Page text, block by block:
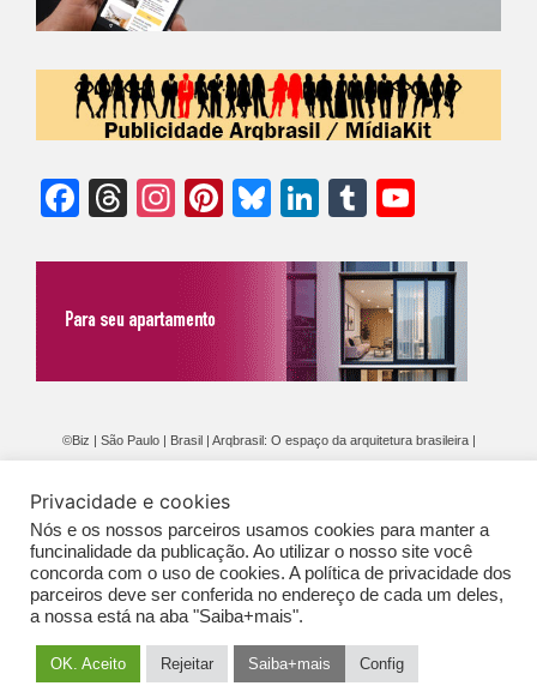
Facebook
Threads
Instagram
Pinterest
Bluesky
LinkedIn
Tumblr
©Biz | São Paulo | Brasil | Arqbrasil: O espaço da arquitetura brasileira |
GERAIS DE PUBLICAÇÃO (CGP
Privacidade e cookies
Nós e os nossos parceiros usamos cookies para manter a
funcinalidade da publicação. Ao utilizar o nosso site você
concorda com o uso de cookies. A política de privacidade dos
parceiros deve ser conferida no endereço de cada um deles,
a nossa está na aba "Saiba+mais".
OK. Aceito Rejeitar Saiba+mais Config